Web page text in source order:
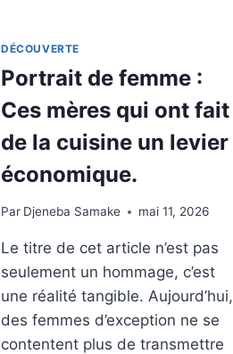
DÉCOUVERTE
Portrait de femme :
Ces mères qui ont fait
de la cuisine un levier
économique.
Par Djeneba Samake mai 11, 2026
Le titre de cet article n’est pas
seulement un hommage, c’est
une réalité tangible. Aujourd’hui,
des femmes d’exception ne se
contentent plus de transmettre